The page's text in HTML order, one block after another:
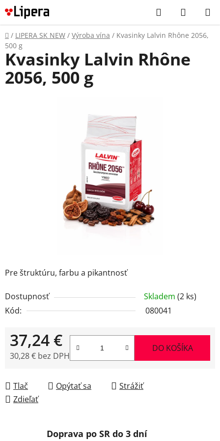
Prejsť
na
obsah
Hľadať
KOŠÍK
Domov
/ LIPERA SK NEW / Výroba vína / Kvasinky Lalvin Rhône 2056,
500 g
Pre štruktúru, farbu a pikantnosť
Dostupnosť Skladem (2 ks)
Kód:
080041
37,24 €
30,28 € bez DPH
DO KOŠÍKA
Tlač Opýtať sa
Strážiť
Zdieľať
Kvasinky Lalvin Rhône
2056, 500 g
Doprava po SR do 3 dní